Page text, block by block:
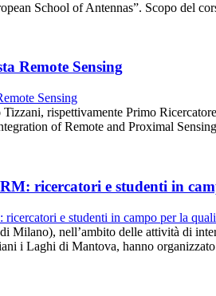
School of Antennas”. Scopo del
Remote Sensing
Tizzani, rispettivamente Primo
of Remote and Proximal
ricercatori e studenti in
Milano), nell’ambito delle attività di
i Laghi di Mantova, hanno